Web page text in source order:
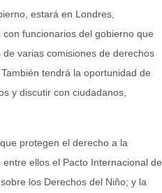
estará en Londres,
funcionarios del gobierno que
varias comisiones de derechos
tendrá la oportunidad de
y discutir con ciudadanos,
protegen el derecho a la
ellos el Pacto Internacional de
los Derechos del Niño; y la